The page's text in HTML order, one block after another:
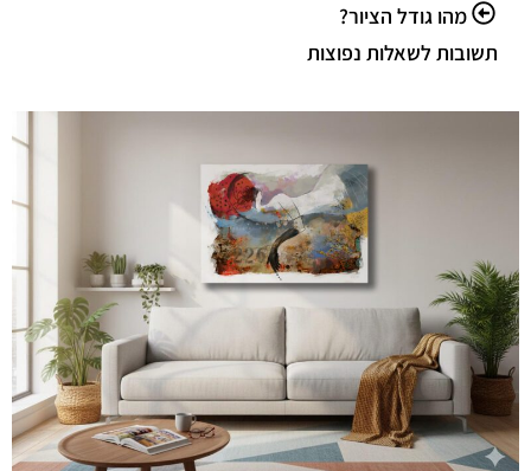
מהו גודל הציור?
תשובות לשאלות נפוצות